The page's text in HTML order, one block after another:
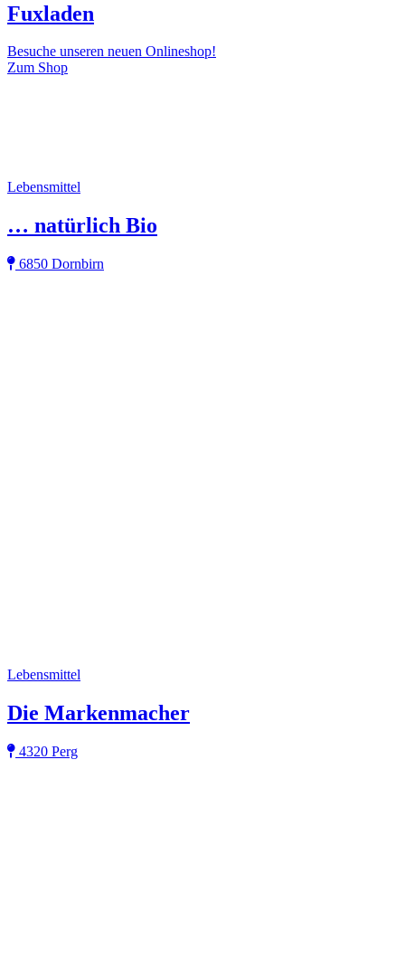
Fuxladen
Besuche unseren neuen Onlineshop!
Zum Shop
Lebensmittel
… natürlich Bio
6850 Dornbirn
Lebensmittel
Die Markenmacher
4320 Perg